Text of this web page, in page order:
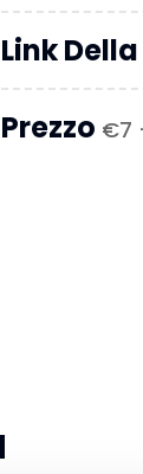
Link
Prezzo €7